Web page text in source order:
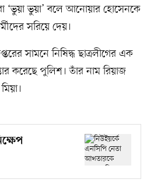
‘ভুয়া ভুয়া’ বলে আনোয়ার হোসেনকে
সরিয়ে দেয়।
সামনে নিষিদ্ধ ছাত্রলীগের এক
করেছে পুলিশ। তাঁর নাম রিয়াজ